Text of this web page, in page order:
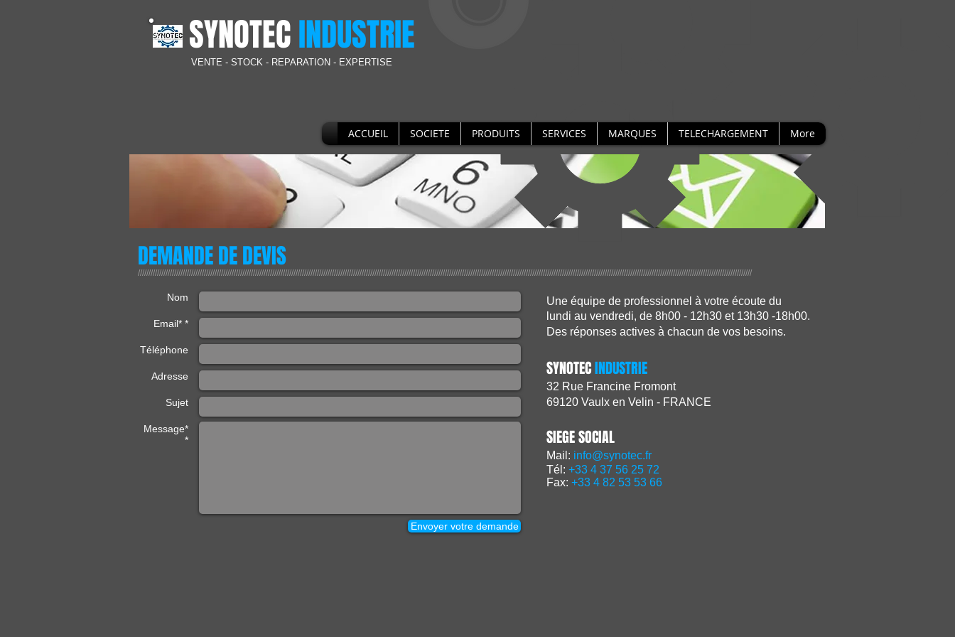
SYNOTECINDUSTRIE
VENTE - STOCK - REPARATION - EXPERTISE
ACCUEIL SOCIETE PRODUITS SERVICES MARQUES TELECHARGEMENT More
DEMANDE DE DEVIS
////////////////////////////////////////////////////////////////////////////////////////////////////////////////////////////////////////////////////////////////////////////////////////////////////////////////////////////////////////////////////////////////////////////////////////////////
Nom
Email* *
Téléphone
Adresse
Sujet
Message*
*
Envoyer votre demande
Une équipe de professionnel à votre écoute du
lundi au vendredi, de 8h00 - 12h30 et 13h30 -18h00.
Des réponses actives à chacun de vos besoins.
SYNOTECINDUSTRIE
32 Rue Francine Fromont
69120 Vaulx en Velin - FRANCE
SIEGE SOCIAL
Mail: info@synotec.fr
Tél: +33 4 37 56 25 72
Fax: +33 4 82 53 53 66